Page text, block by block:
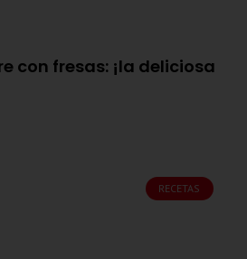
con fresas: ¡la deliciosa
RECETAS